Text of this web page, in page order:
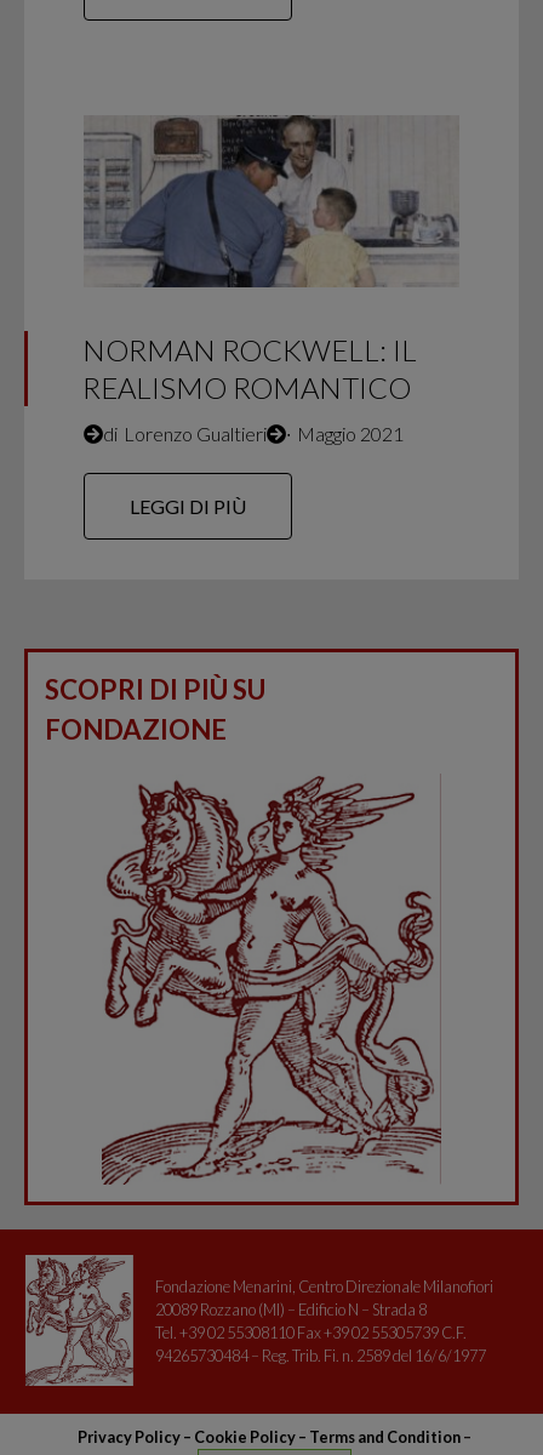
NORMAN ROCKWELL: IL
REALISMO ROMANTICO
di Lorenzo Gualtieri ∙ Maggio 2021
LEGGI DI PIÙ
SCOPRI DI PIÙ SU
FONDAZIONE
Fondazione Menarini, Centro Direzionale Milanofiori
20089 Rozzano (MI) – Edificio N – Strada 8
Tel. +39 02 55308110 Fax +39 02 55305739 C.F.
94265730484 – Reg. Trib. Fi. n. 2589 del 16/6/1977
Privacy Policy– Cookie Policy – Terms and Condition–